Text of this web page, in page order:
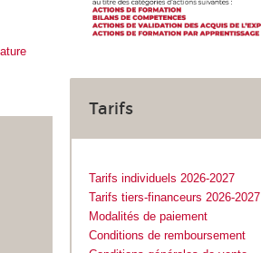
Tarifs
Tarifs individuels 2026-2027
Tarifs tiers-financeurs 2026-2027
Modalités de paiement
Conditions de remboursement